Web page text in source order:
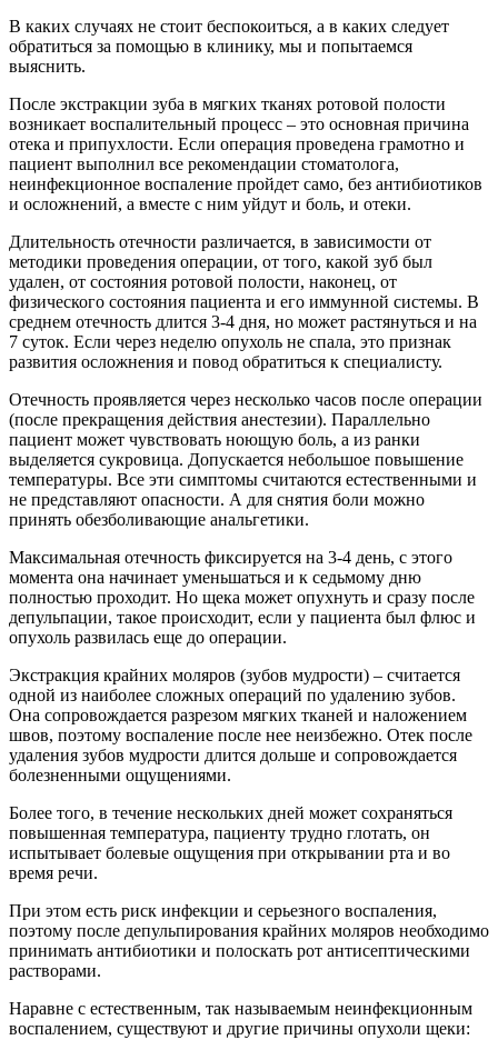
В каких случаях не стоит беспокоиться, а в каких следует
обратиться за помощью в клинику, мы и попытаемся
выяснить.
После экстракции зуба в мягких тканях ротовой полости
возникает воспалительный процесс – это основная причина
отека и припухлости. Если операция проведена грамотно и
пациент выполнил все рекомендации стоматолога,
неинфекционное воспаление пройдет само, без антибиотиков
и осложнений, а вместе с ним уйдут и боль, и отеки.
Длительность отечности различается, в зависимости от
методики проведения операции, от того, какой зуб был
удален, от состояния ротовой полости, наконец, от
физического состояния пациента и его иммунной системы. В
среднем отечность длится 3-4 дня, но может растянуться и на
7 суток. Если через неделю опухоль не спала, это признак
развития осложнения и повод обратиться к специалисту.
Отечность проявляется через несколько часов после операции
(после прекращения действия анестезии). Параллельно
пациент может чувствовать ноющую боль, а из ранки
выделяется сукровица. Допускается небольшое повышение
температуры. Все эти симптомы считаются естественными и
не представляют опасности. А для снятия боли можно
принять обезболивающие анальгетики.
Максимальная отечность фиксируется на 3-4 день, с этого
момента она начинает уменьшаться и к седьмому дню
полностью проходит. Но щека может опухнуть и сразу после
депульпации, такое происходит, если у пациента был флюс и
опухоль развилась еще до операции.
Экстракция крайних моляров (зубов мудрости) – считается
одной из наиболее сложных операций по удалению зубов.
Она сопровождается разрезом мягких тканей и наложением
швов, поэтому воспаление после нее неизбежно. Отек после
удаления зубов мудрости длится дольше и сопровождается
болезненными ощущениями.
Более того, в течение нескольких дней может сохраняться
повышенная температура, пациенту трудно глотать, он
испытывает болевые ощущения при открывании рта и во
время речи.
При этом есть риск инфекции и серьезного воспаления,
поэтому после депульпирования крайних моляров необходимо
принимать антибиотики и полоскать рот антисептическими
растворами.
Наравне с естественным, так называемым неинфекционным
воспалением, существуют и другие причины опухоли щеки: